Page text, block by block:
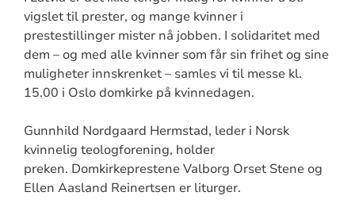
vigslet til prester, og mange kvinner i
prestestillinger mister nå jobben. I solidaritet med
dem – og med alle kvinner som får sin frihet og sine
muligheter innskrenket – samles vi til messe kl.
15.00 i Oslo domkirke på kvinnedagen.
Gunnhild Nordgaard Hermstad, leder i Norsk
kvinnelig teologforening, holder
preken. Domkirkeprestene Valborg Orset Stene og
Ellen Aasland Reinertsen er liturger.